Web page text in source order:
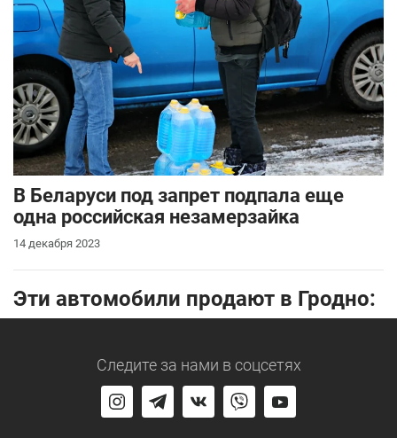
В Беларуси под запрет подпала еще
одна российская незамерзайка
14 декабря 2023
Эти автомобили продают в Гродно:
Следите за нами в соцсетях